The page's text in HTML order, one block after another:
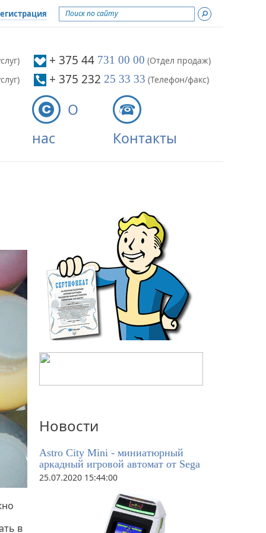
+ 375 44 731 00 00 (Отдел продаж)
+ 375 232 25 33 33 (Телефон/факс)
О
нас
Контакты
Новости
Astro City Mini - миниатюрный
аркадный игровой автомат от Sega
25.07.2020 15:44:00
в